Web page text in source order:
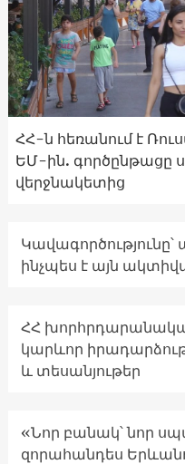
ՀՀ-ն հեռանում է
ԵՄ-ին. գործընթացը
վերջնակետից
ինչպես է այն
ՀՀ
կարևոր
և տեսանյութեր
«Նոր բանակ՝ նոր
զորահանդես